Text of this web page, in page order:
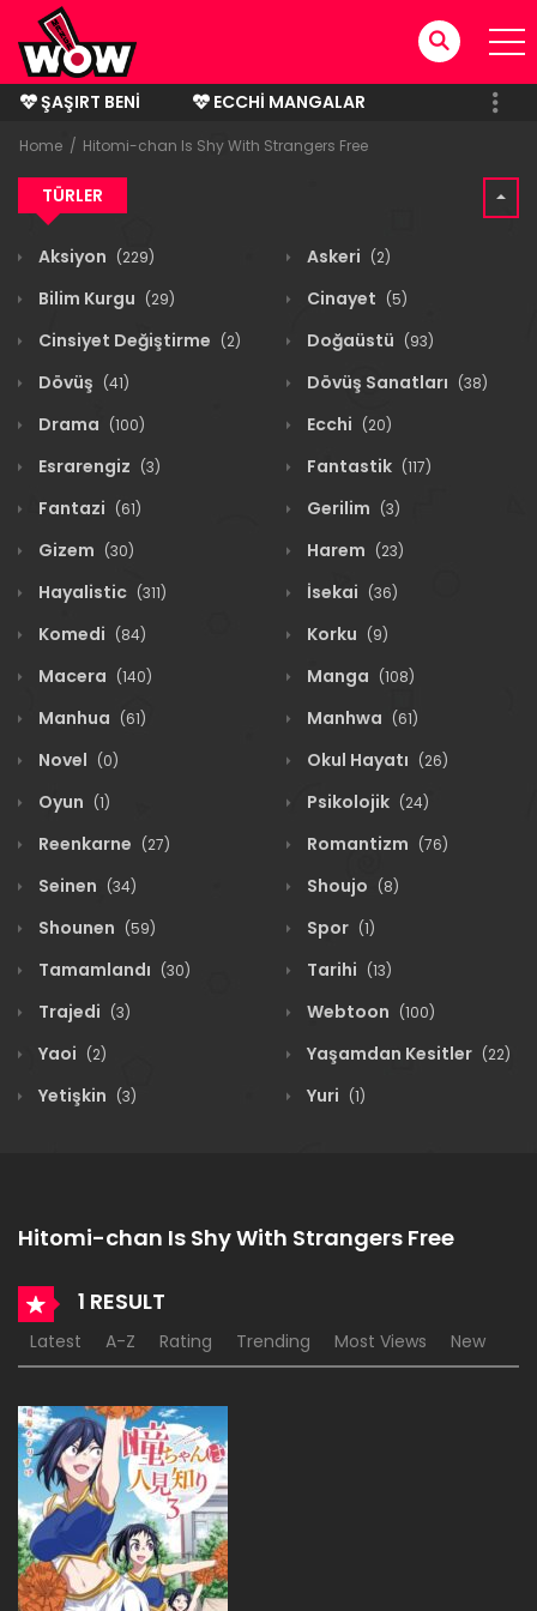
ŞAŞIRT BENI
ECCHI MANGALAR
BITMIŞ MANGALAR
Home Hitomi-chan Is Shy With Strangers Free
TÜRLER
Aksiyon (229) Askeri (2)
Bilim Kurgu (29) Cinayet (5)
Cinsiyet Değiştirme (2) Doğaüstü (93)
Dövüş (41) Dövüş Sanatları (38)
Drama (100) Ecchi (20)
Esrarengiz (3) Fantastik (117)
Fantazi (61) Gerilim (3)
Gizem (30) Harem (23)
Hayalistic (311) İsekai (36)
Komedi (84) Korku (9)
Macera (140) Manga (108)
Manhua (61) Manhwa (61)
Novel (0) Okul Hayatı (26)
Oyun (1) Psikolojik (24)
Reenkarne (27) Romantizm (76)
Seinen (34) Shoujo (8)
Shounen (59) Spor (1)
Tamamlandı (30) Tarihi (13)
Trajedi (3) Webtoon (100)
Yaoi (2) Yaşamdan Kesitler (22)
Yetişkin (3) Yuri (1)
Hitomi-chan Is Shy With Strangers Free
1 RESULT
Latest A-Z Rating Trending Most Views New